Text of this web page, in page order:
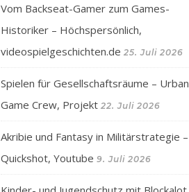
Vom Backseat-Gamer zum Games-
Historiker – Höchspersönlich,
videospielgeschichten.de 25. Juli 2026
Spielen für Gesellschaftsräume – Urban
Game Crew, Projekt 22. Juli 2026
Akribie und Fantasy in Militärstrategie –
Quickshot, Youtube 9. Juli 2026